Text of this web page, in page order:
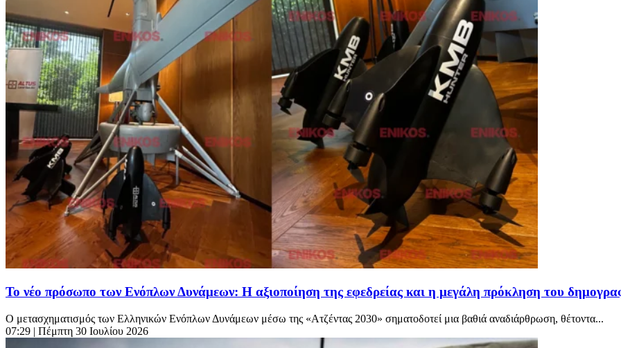
Το νέο πρόσωπο των Ενόπλων Δυνάμεων: Η αξιοποίηση της εφεδρείας και η μεγάλη πρόκληση του
Ο μετασχηματισμός των Ελληνικών Ενόπλων Δυνάμεων μέσω της «Ατζέντας 2030» σηματοδοτεί μια βαθιά αναδιάρθρωση, θέτοντα...
07:29 | Πέμπτη 30 Ιουλίου 2026